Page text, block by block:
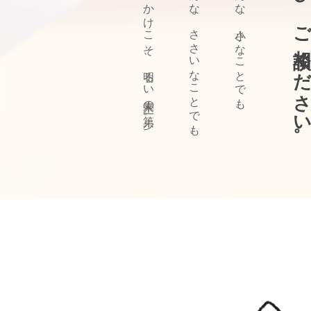
ぜひ、ご相
どんな、小さなことでも、
どんな、ささいなことでも、
きっかけこそ、明るい未来の第一歩。